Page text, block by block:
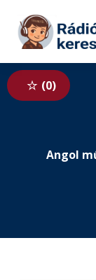
Tovább a
0
Angol